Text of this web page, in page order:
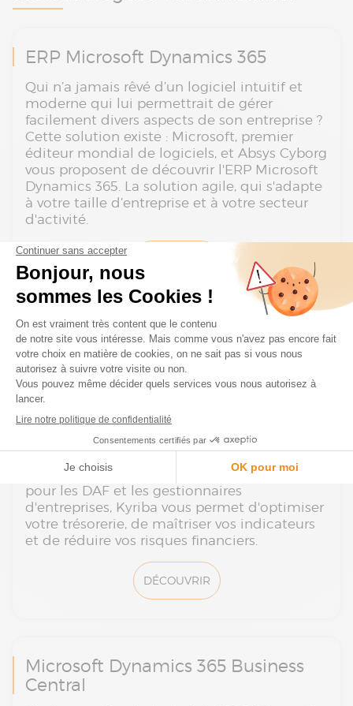
ERP Microsoft Dynamics 365
Qui n’a jamais rêvé d’un logiciel intuitif et
moderne qui lui permettrait de gérer
facilement divers aspects de son entreprise ?
Cette solution existe : Microsoft, premier
éditeur mondial de logiciels, et Absys Cyborg
vous proposent de découvrir l'ERP Microsoft
Dynamics 365. La solution agile, qui s'adapte
à votre taille d’entreprise et à votre secteur
d'activité.
Kyriba : Logiciel de trésorerie SaaS
Découvrez la puissance des logiciels de
trésorerie en tant que service. Le modèle de
permet de contrôler tous les besoins de votre
entreprise en matière de liquidités, de
sur une seule et même plateforme. Conçue
pour les DAF et les gestionnaires
d'entreprises, Kyriba vous permet d'optimiser
votre trésorerie, de maîtriser vos indicateurs
et de réduire vos risques financiers.
DÉCOUVRIR
Microsoft Dynamics 365 Business
Central